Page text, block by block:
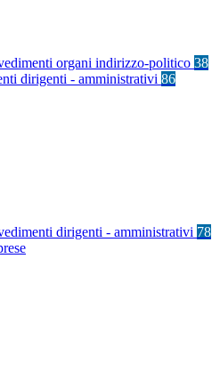
organi indirizzo-politico 38
dirigenti - amministrativi 86
dirigenti - amministrativi 78